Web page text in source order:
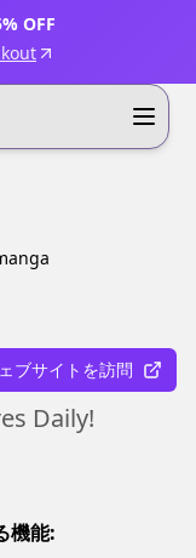
OFF
ブサイトを訪問
Daily!
機能: